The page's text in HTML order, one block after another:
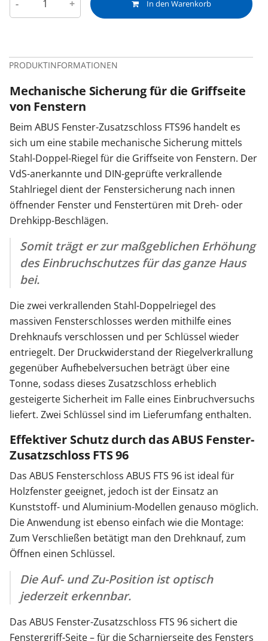
- + In den Warenkorb
PRODUKTINFORMATIONEN
Mechanische Sicherung für die Griffseite
von Fenstern
Beim ABUS Fenster-Zusatzschloss FTS96 handelt es
sich um eine stabile mechanische Sicherung mittels
Stahl-Doppel-Riegel für die Griffseite von Fenstern. Der
VdS-anerkannte und DIN-geprüfte verkrallende
Stahlriegel dient der Fenstersicherung nach innen
öffnender Fenster und Fenstertüren mit Dreh- oder
Drehkipp-Beschlägen.
Somit trägt er zur maßgeblichen Erhöhung
des Einbruchschutzes für das ganze Haus
bei.
Die zwei verkrallenden Stahl-Doppelriegel des
massiven Fensterschlosses werden mithilfe eines
Drehknaufs verschlossen und per Schlüssel wieder
entriegelt. Der Druckwiderstand der Riegelverkrallung
gegenüber Aufhebelversuchen beträgt über eine
Tonne, sodass dieses Zusatzschloss erheblich
gesteigerte Sicherheit im Falle eines Einbruchversuchs
liefert. Zwei Schlüssel sind im Lieferumfang enthalten.
Effektiver Schutz durch das ABUS Fenster-
Zusatzschloss FTS 96
Das ABUS Fensterschloss ABUS FTS 96 ist ideal für
Holzfenster geeignet, jedoch ist der Einsatz an
Kunststoff- und Aluminium-Modellen genauso möglich.
Die Anwendung ist ebenso einfach wie die Montage:
Zum Verschließen betätigt man den Drehknauf, zum
Öffnen einen Schlüssel.
Die Auf- und Zu-Position ist optisch
jederzeit erkennbar.
Das ABUS Fenster-Zusatzschloss FTS 96 sichert die
Fenstergriff-Seite – für die Scharnierseite des Fensters